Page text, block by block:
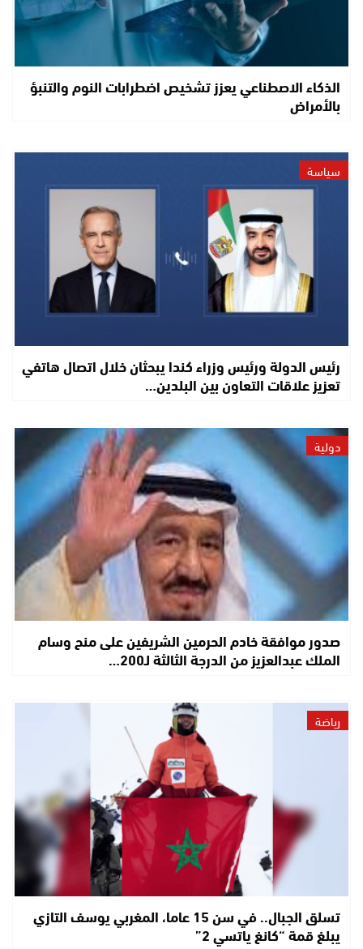
الذكاء الاصطناعي يعزز تشخيص اضطرابات النوم والتنبؤ
بالأمراض
سياسة
رئيس الدولة ورئيس وزراء كندا يبحثان خلال اتصال هاتفي
تعزيز علاقات التعاون بين البلدين…
دولية
صدور موافقة خادم الحرمين الشريفين على منح وسام
الملك عبدالعزيز من الدرجة الثالثة لـ200…
رياضة
تسلق الجبال.. في سن 15 عاما، المغربي يوسف التازي
يبلغ قمة “كانغ ياتسي 2”